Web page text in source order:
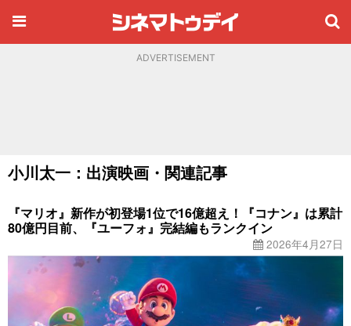
ADVERTISEMENT
小川太一：出演映画・関連記事
『マリオ』新作が初登場1位で16億超え！『コナン』は累計
80億円目前、『ユーフォ』完結編もランクイン
2026年4月27日